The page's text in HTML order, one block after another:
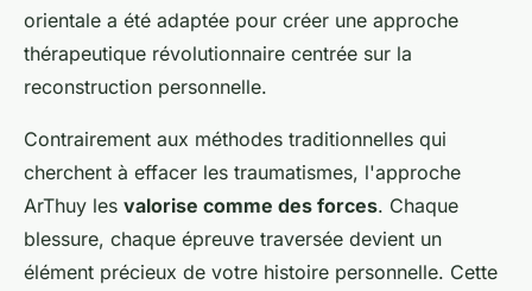
orientale a été adaptée pour créer une approche
thérapeutique révolutionnaire centrée sur la
reconstruction personnelle.
Contrairement aux méthodes traditionnelles qui
cherchent à effacer les traumatismes, l'approche
ArThuy les valorise comme des forces. Chaque
blessure, chaque épreuve traversée devient un
élément précieux de votre histoire personnelle. Cette